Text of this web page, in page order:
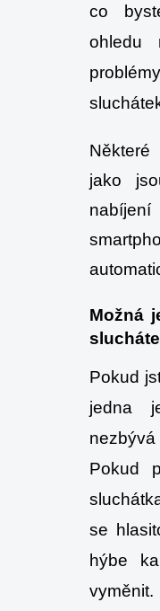
co
ohledu
jako
Možná
Pokud
jedna
Pokud
se
hýbe